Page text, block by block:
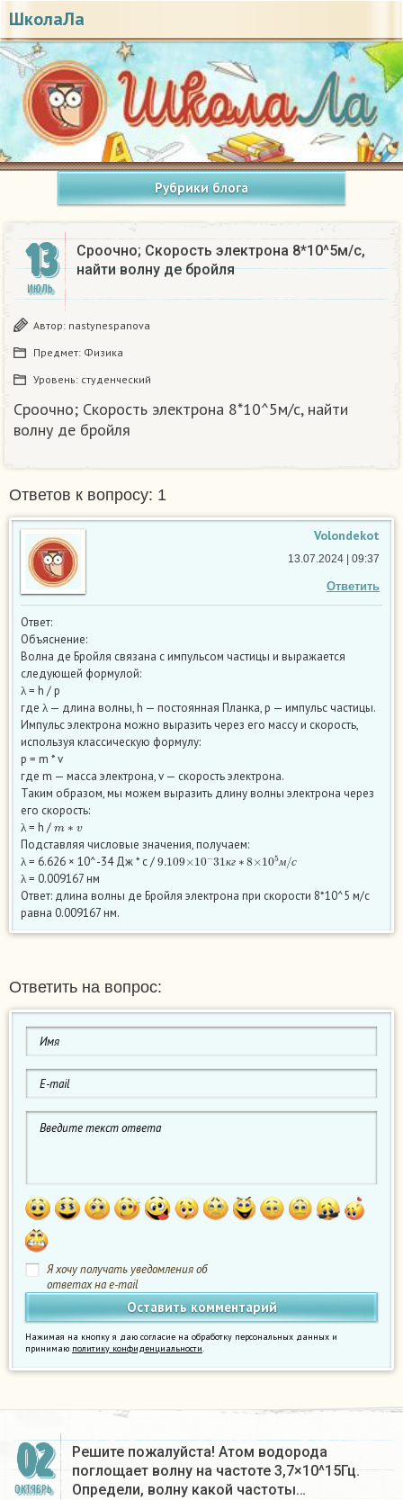
ШколаЛа
Рубрики блога
13
ИЮЛЬ
Сроочно; Скорость электрона 8*10^5м/с,
найти волну де бройля
Автор: nastynespanova
Предмет: Физика
Уровень: студенческий
Сроочно; Скорость электрона 8*10^5м/с, найти
волну де бройля
Ответов к вопросу: 1
Volondekot
Ответить
13.07.2024 | 09:37
Ответ:
Объяснение:
Волна де Бройля связана с импульсом частицы и выражается
следующей формулой:
λ = h / p
где λ — длина волны, h — постоянная Планка, p — импульс частицы.
Импульс электрона можно выразить через его массу и скорость,
используя классическую формулу:
p = m * v
где m — масса электрона, v — скорость электрона.
Таким образом, мы можем выразить длину волны электрона через
его скорость:
λ = h / m
Подставляя числовые значения, получаем:
λ = 6.626 × 10^-34 Дж * с / 9.109 10− 31 8× 10 5м с
λ = 0.009167 нм
Ответ: длина волны де Бройля электрона при скорости 8*10^5 м/с
равна 0.009167 нм.
Ответить на вопрос:
Я хочу получать уведомления об
ответах на e-mail
Нажимая на кнопку я даю согласие на обработку персональных данных и
принимаю политику конфиденциальности.
02
ОКТЯБРЬ
Решите пожалуйста! Атом водорода
поглощает волну на частоте 3,7×10^15Гц.
Определи, волну какой частоты…